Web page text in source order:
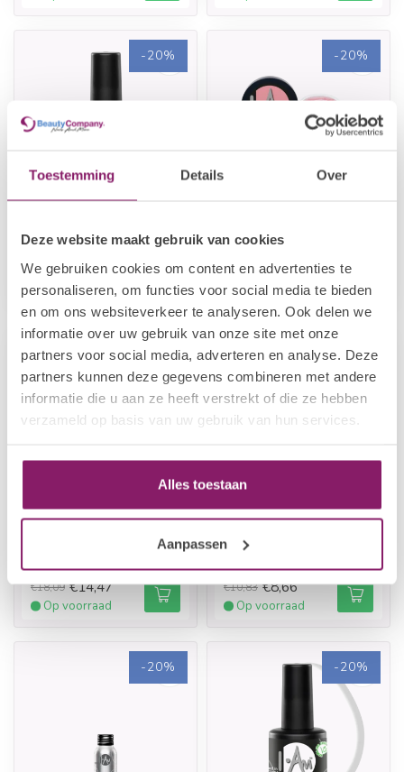
Toestemming Details Over
Deze website maakt gebruik van cookies
We gebruiken cookies om content en advertenties te
personaliseren, om functies voor social media te bieden
en om ons websiteverkeer te analyseren. Ook delen we
informatie over uw gebruik van onze site met onze
partners voor social media, adverteren en analyse. Deze
partners kunnen deze gegevens combineren met andere
informatie die u aan ze heeft verstrekt of die ze hebben
verzameld op basis van uw gebruik van hun services.
Alles toestaan
Aanpassen
-20%
Acid Free Primer
€9,08 €7,26
Op voorraad
-20%
Structure Gel - Cover
€18,09 €14,47
Op voorraad
-20%
I.AM NAIL SYSTEMS
€18,09 €14,47
Op voorraad
-20%
I.AM NAIL SYSTEMS
Acrylic Powder - Cover
Pink
€10,83 €8,66
Op voorraad
-20% -20%